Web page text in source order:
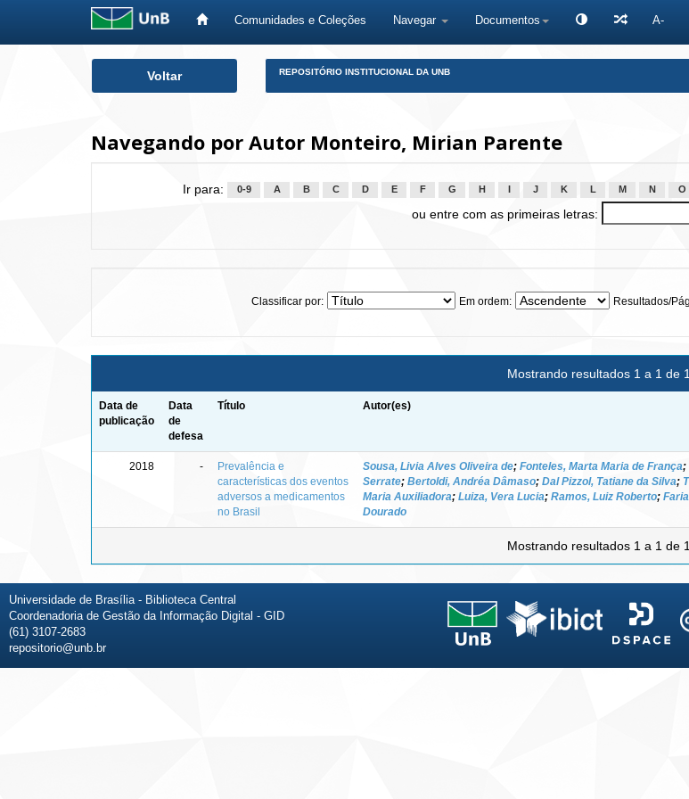
Comunidades e Coleções Navegar Documentos A-
Voltar REPOSITÓRIO INSTITUCIONAL DA UNB
Navegando por Autor Monteiro, Mirian Parente
Ir para: 0-9 A B C D E F G H J K L M N O
ou entre com as primeiras letras:
Classificar por: Em ordem: Resultados/
Mostrando resultados 1 a 1 de 1
Data de
publicação
Data
de
defesa
Título Autor(es)
2018 -
Prevalência e
características dos eventos
adversos a medicamentos
no Brasil
Sousa, Livia Alves Oliveira de; Fonteles, Marta Maria de França;
Serrate; Bertoldi, Andréa Dâmaso; Dal Pizzol, Tatiane da Silva;
Maria Auxiliadora; Luiza, Vera Lucia; Ramos, Luiz Roberto;
Dourado
Mostrando resultados 1 a 1 de 1
Universidade de Brasília - Biblioteca Central
Coordenadoria de Gestão da Informação Digital - GID
(61) 3107-2683
repositorio@unb.br